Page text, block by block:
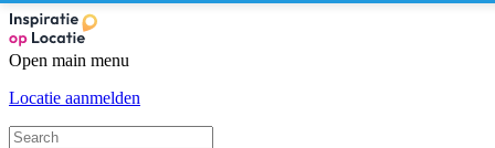
Open main menu
Locatie aanmelden